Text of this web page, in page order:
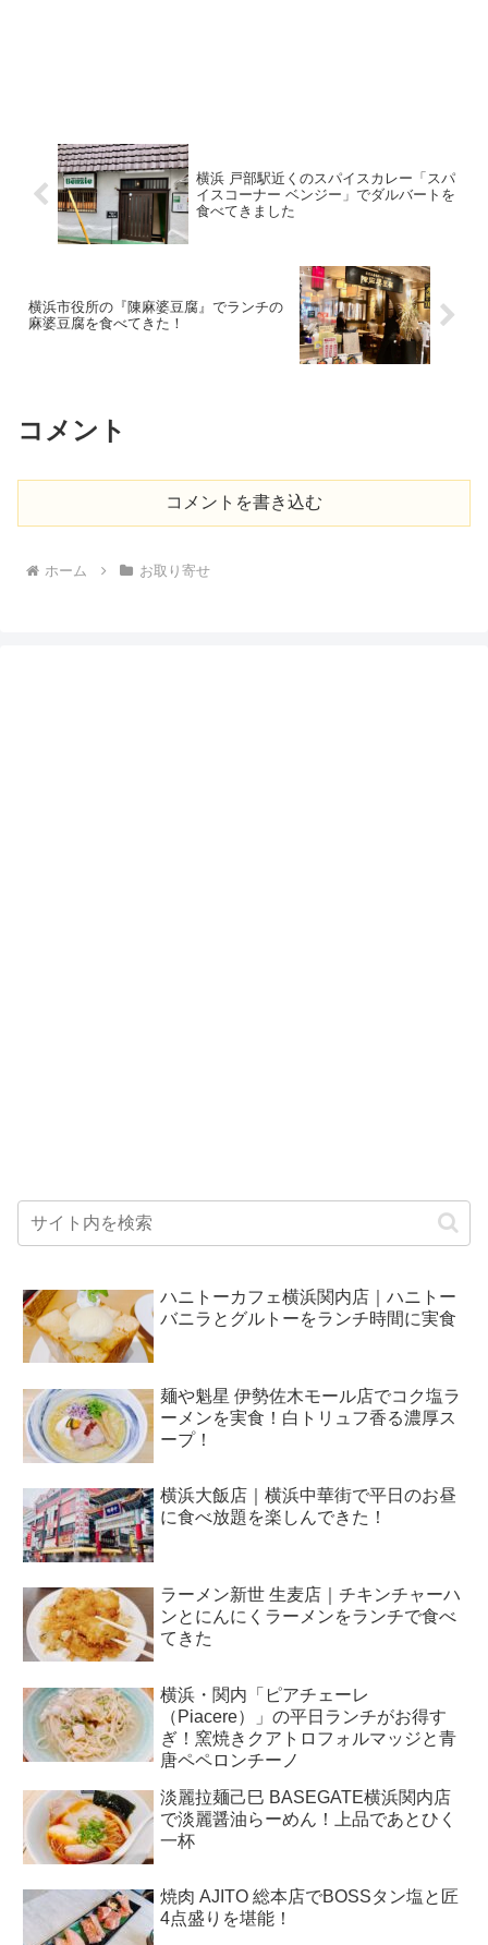
横浜 戸部駅近くのスパイスカレー「スパ
イスコーナー ベンジー」でダルバートを
食べてきました
横浜市役所の『陳麻婆豆腐』でランチの
麻婆豆腐を食べてきた！
コメント
コメントを書き込む
ホーム お取り寄せ
ハニトーカフェ横浜関内店｜ハニトー
バニラとグルトーをランチ時間に実食
麺や魁星 伊勢佐木モール店でコク塩ラ
ーメンを実食！白トリュフ香る濃厚ス
ープ！
横浜大飯店｜横浜中華街で平日のお昼
に食べ放題を楽しんできた！
ラーメン新世 生麦店｜チキンチャーハ
ンとにんにくラーメンをランチで食べ
てきた
横浜・関内「ピアチェーレ
（Piacere）」の平日ランチがお得す
ぎ！窯焼きクアトロフォルマッジと青
唐ペペロンチーノ
淡麗拉麺己巳 BASEGATE横浜関内店
で淡麗醤油らーめん！上品であとひく
一杯
焼肉 AJITO 総本店でBOSSタン塩と匠
4点盛りを堪能！